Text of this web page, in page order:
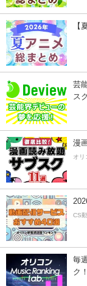
【
芸
ス
漫
オリ
CS
毎
ク！